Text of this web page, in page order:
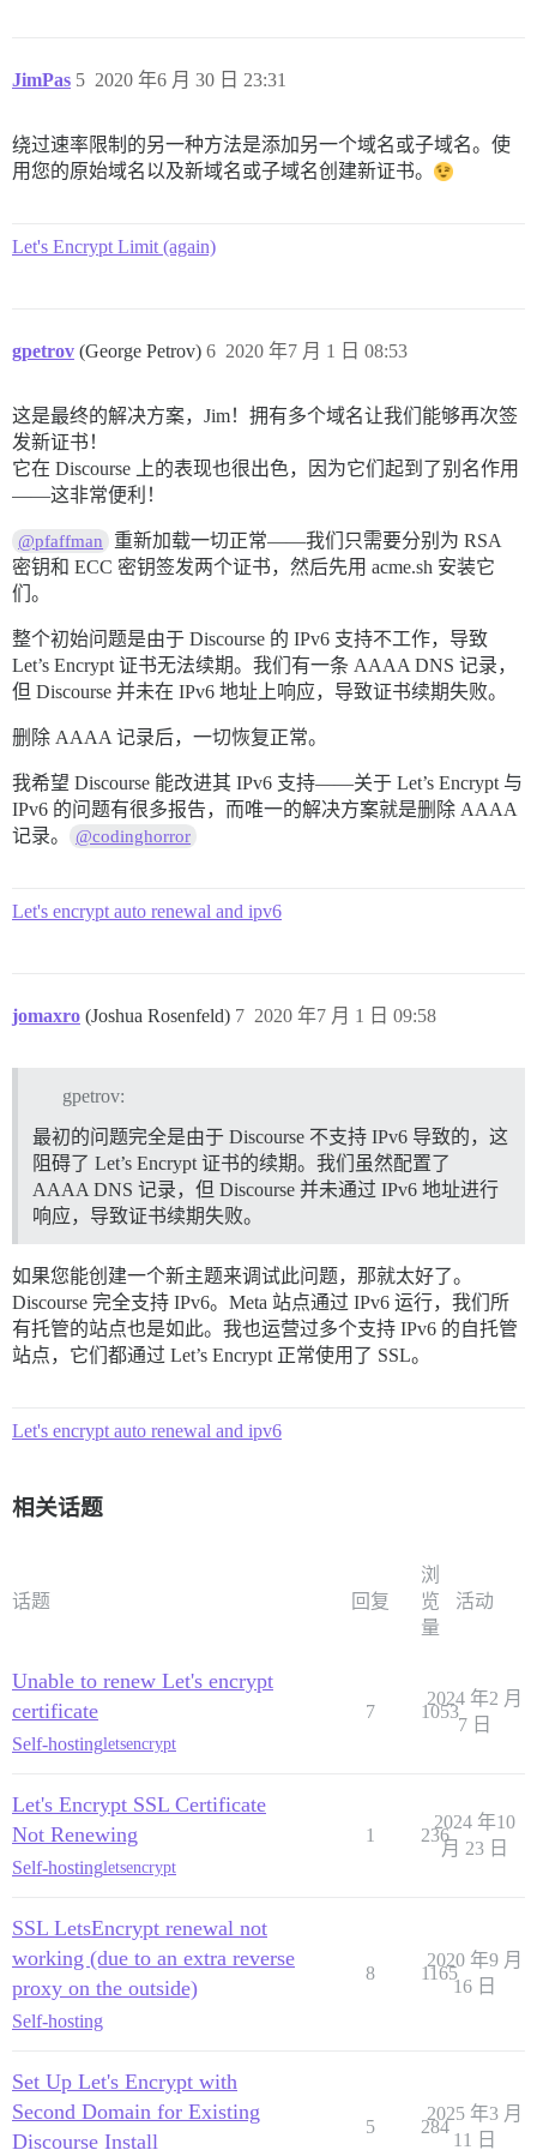
JimPas 2020 年6 月 30 日 23:31
5
绕过速率限制的另一种方法是添加另一个域名或子域名。使
用您的原始域名以及新域名或子域名创建新证书。
Let's Encrypt Limit (again)
gpetrov (George Petrov) 2020 年7 月 1 日 08:53
6
这是最终的解决方案，Jim！拥有多个域名让我们能够再次签
发新证书！
它在 Discourse 上的表现也很出色，因为它们起到了别名作用
——这非常便利！
@pfaffman
重新加载一切正常——我们只需要分别为 RSA
密钥和 ECC 密钥签发两个证书，然后先用 acme.sh 安装它
们。
整个初始问题是由于 Discourse 的 IPv6 支持不工作，导致
Let’s Encrypt 证书无法续期。我们有一条 AAAA DNS 记录，
但 Discourse 并未在 IPv6 地址上响应，导致证书续期失败。
删除 AAAA 记录后，一切恢复正常。
我希望 Discourse 能改进其 IPv6 支持——关于 Let’s Encrypt 与
IPv6 的问题有很多报告，而唯一的解决方案就是删除 AAAA
记录。
@codinghorror
Let's encrypt auto renewal and ipv6
jomaxro (Joshua Rosenfeld) 2020 年7 月 1 日 09:58
7
gpetrov:
最初的问题完全是由于 Discourse 不支持 IPv6 导致的，这
阻碍了 Let’s Encrypt 证书的续期。我们虽然配置了
AAAA DNS 记录，但 Discourse 并未通过 IPv6 地址进行
响应，导致证书续期失败。
如果您能创建一个新主题来调试此问题，那就太好了。
Discourse 完全支持 IPv6。Meta 站点通过 IPv6 运行，我们所
有托管的站点也是如此。我也运营过多个支持 IPv6 的自托管
站点，它们都通过 Let’s Encrypt 正常使用了 SSL。
Let's encrypt auto renewal and ipv6
相关话题
话题 回复
浏
览
量
活动
Unable to renew Let's encrypt
certificate
Self-hostingletsencrypt
7 1053
2024 年2 月
7 日
Let's Encrypt SSL Certificate
Not Renewing
Self-hostingletsencrypt
1 236
2024 年10
月 23 日
SSL LetsEncrypt renewal not
working (due to an extra reverse
proxy on the outside)
Self-hosting
8 1165
2020 年9 月
16 日
Set Up Let's Encrypt with
Second Domain for Existing
Discourse Install
5 284
2025 年3 月
11 日